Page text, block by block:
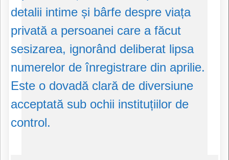
detalii intime și bârfe despre viața
privată a persoanei care a făcut
sesizarea, ignorând deliberat lipsa
numerelor de înregistrare din aprilie.
Este o dovadă clară de diversiune
acceptată sub ochii instituțiilor de
control.